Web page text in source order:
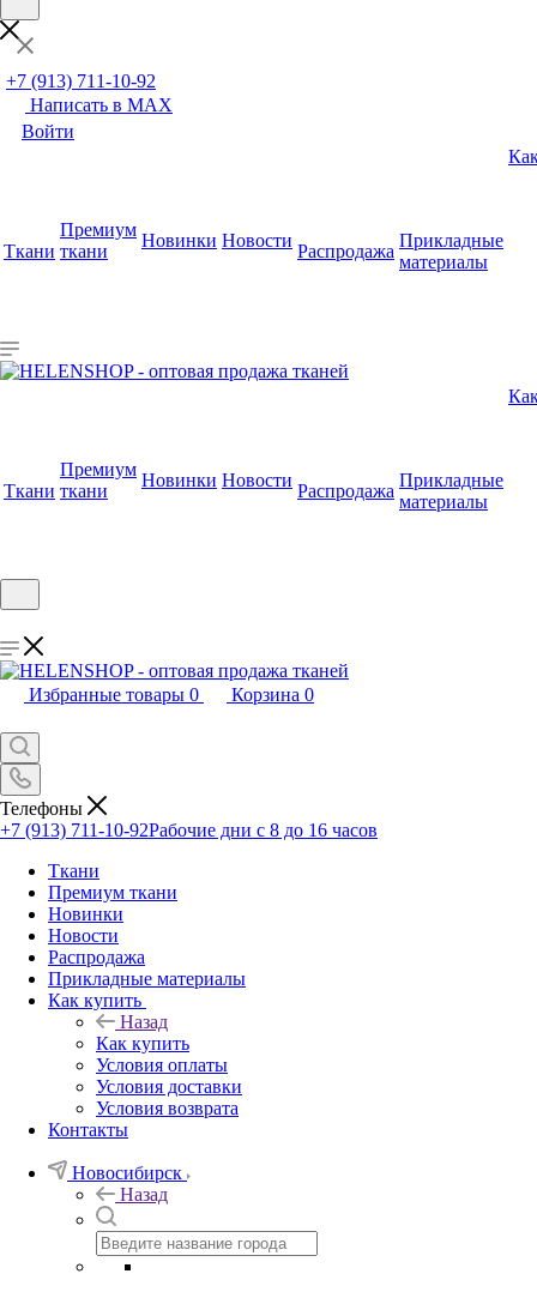
+7 (913) 711-10-92
Написать в MAX
Войти
Ткани
Премиум
ткани
Новинки Новости
Распродажа
Прикладные
материалы
Ткани
Премиум
ткани
Новинки Новости
Распродажа
Прикладные
материалы
Избранные товары 0 Корзина 0
Телефоны
+7 (913) 711-10-92Рабочие дни с 8 до 16 часов
Ткани
Премиум ткани
Новинки
Новости
Распродажа
Прикладные материалы
Как купить
Назад
Как купить
Условия оплаты
Условия доставки
Условия возврата
Контакты
Новосибирск
Назад